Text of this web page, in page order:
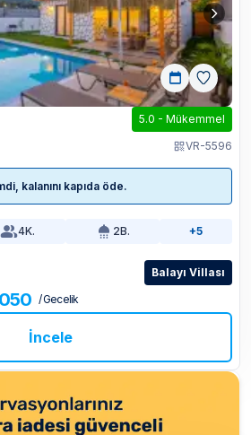
5.0 - Mükemmel
VR-5596
kalanını kapıda öde.
4K. 2B. +5
Balayı Villası
/ Gecelik
İncele